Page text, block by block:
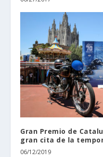
Gran Premio de
gran cita de la
06/12/2019